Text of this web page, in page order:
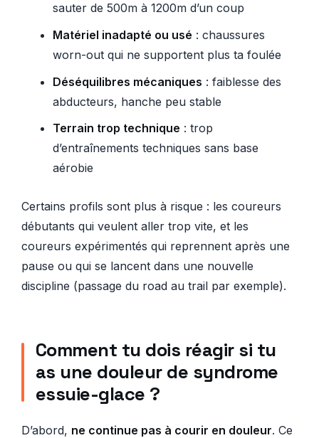
sauter de 500m à 1200m d’un coup
Matériel inadapté ou usé : chaussures
worn-out qui ne supportent plus ta foulée
Déséquilibres mécaniques : faiblesse des
abducteurs, hanche peu stable
Terrain trop technique : trop
d’entraînements techniques sans base
aérobie
Certains profils sont plus à risque : les coureurs
débutants qui veulent aller trop vite, et les
coureurs expérimentés qui reprennent après une
pause ou qui se lancent dans une nouvelle
discipline (passage du road au trail par exemple).
Comment tu dois réagir si tu
as une douleur de syndrome
essuie-glace ?
D’abord, ne continue pas à courir en douleur. Ce